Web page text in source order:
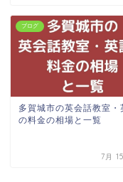
ブログ
多賀城市の英会話教室・
の料金の相場と一覧
7月